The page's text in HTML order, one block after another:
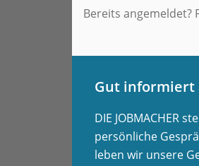
Bereits angemeldet?
Gut informiert
DIE JOBMACHER
persönliche
leben wir unsere